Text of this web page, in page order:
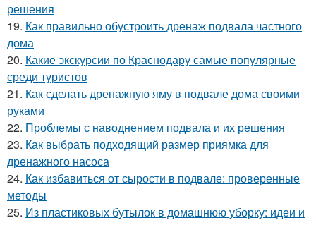
решения
19. Как правильно обустроить дренаж подвала частного
дома
20. Какие экскурсии по Краснодару самые популярные
среди туристов
21. Как сделать дренажную яму в подвале дома своими
руками
22. Проблемы с наводнением подвала и их решения
23. Как выбрать подходящий размер приямка для
дренажного насоса
24. Как избавиться от сырости в подвале: проверенные
методы
25. Из пластиковых бутылок в домашнюю уборку: идеи и